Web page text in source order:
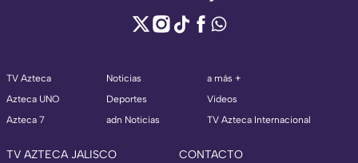
TV Azteca
Azteca UNO
Azteca 7
Noticias
Deportes
adn Noticias
a más +
Videos
TV Azteca Internacional
TV AZTECA JALISCO CONTACTO